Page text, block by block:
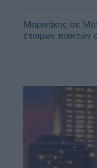
Μαρινάκης σε
έτοιμων